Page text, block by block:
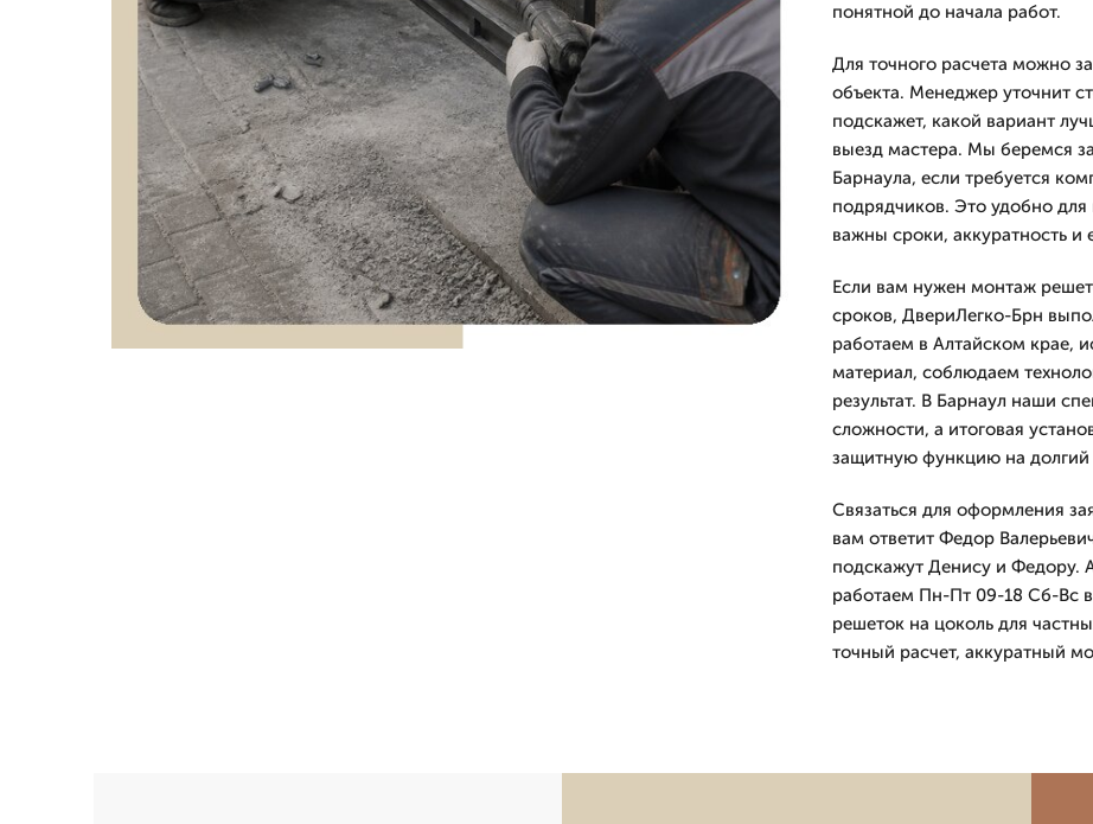
понятной до начала работ.
Для точного расчета можно
объекта. Менеджер уточнит
подскажет, какой вариант
выезд мастера. Мы беремся
Барнаула, если требуется
подрядчиков. Это удобно
важны сроки, аккуратность и
Если вам нужен монтаж
сроков, ДвериЛегко-Брн
работаем в Алтайском крае,
материал, соблюдаем
результат. В Барнаул наши
сложности, а итоговая
защитную функцию на долгий
Связаться для оформления
вам ответит Федор
подскажут Денису и Федору.
работаем Пн-Пт 09-18 Сб-Вс
решеток на цоколь для
точный расчет, аккуратный